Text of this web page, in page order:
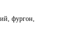
фургон,